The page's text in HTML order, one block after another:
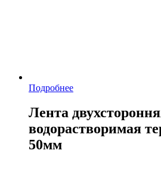
Подробнее
Лента
водорастворимая
50мм